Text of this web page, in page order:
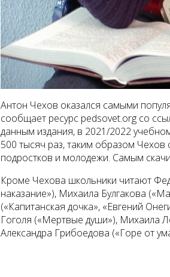
Антон Чехов оказался самыми
сообщает ресурс pedsovet.org со
данным издания, в 2021/2022
500 тысяч раз, таким образом
подростков и молодежи. Самым
Кроме Чехова школьники читают
наказание»), Михаила Булгакова
(«Капитанская дочка», «Евгений
Гоголя («Мертвые души»), Михаила
Александра Грибоедова («Горе от